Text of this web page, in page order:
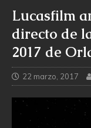
Lucasfilm
directo de
2017 de
22 marzo, 2017